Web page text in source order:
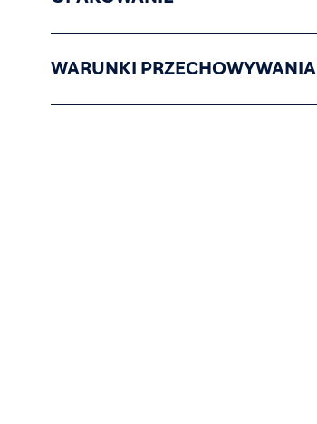
WARUNKI PRZECHOWYWANIA